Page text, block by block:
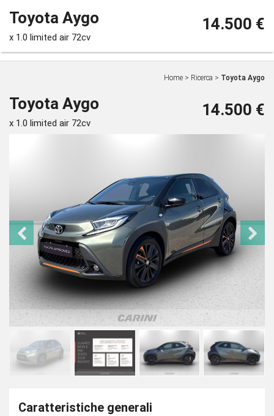
Home > Ricerca > Toyota Aygo
Toyota Aygo
x 1.0 limited air 72cv
14.500 €
Caratteristiche generali
Toyota Aygo
x 1.0 limited air 72cv
14.500 €